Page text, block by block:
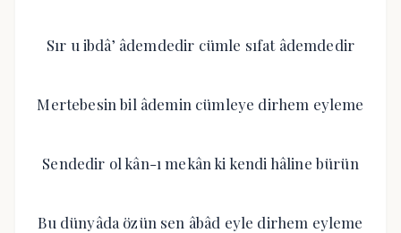
Sır u ibdâ’ âdemdedir cümle sıfat âdemdedir
Mertebesin bil âdemin cümleye dirhem eyleme
Sendedir ol kân-ı mekân ki kendi hâline bürün
Bu dünyâda özün sen âbâd eyle dirhem eyleme